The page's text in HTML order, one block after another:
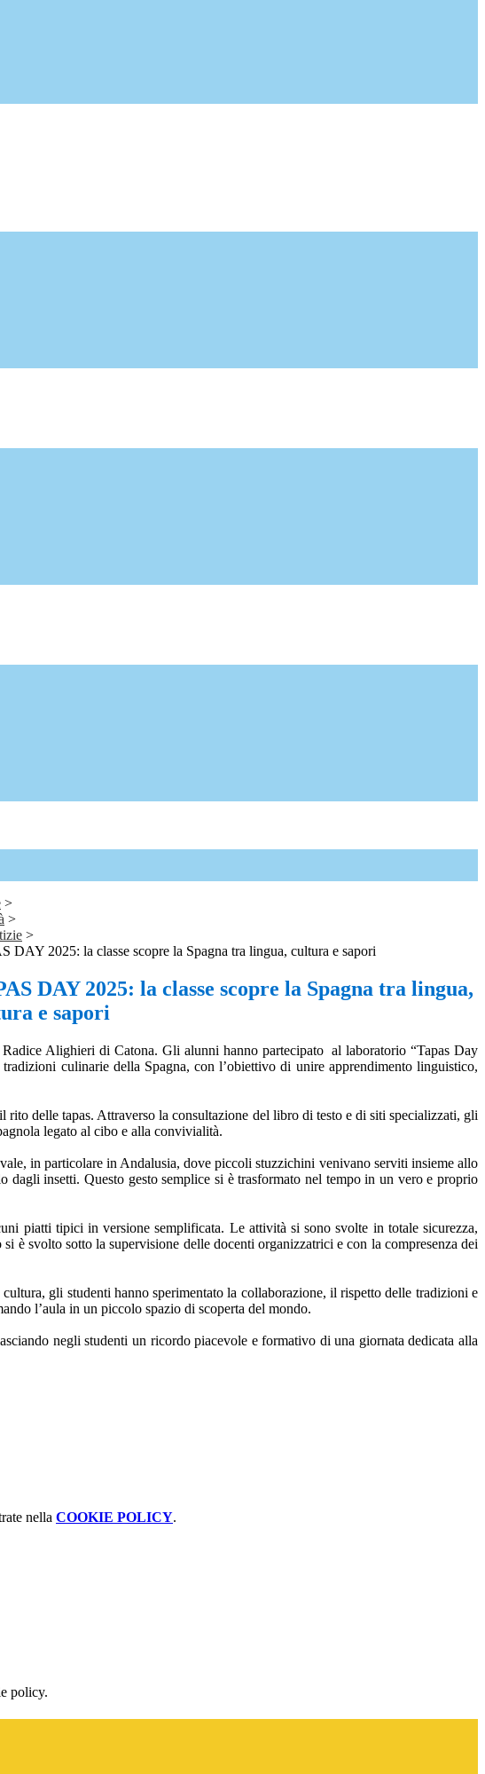
>
>
>
DAY 2025: la classe scopre la Spagna tra lingua, cultura e sapori
DAY 2025: la classe scopre la Spagna tra lingua,
e sapori
Alighieri di Catona. Gli alunni hanno partecipato al laboratorio “Tapas Day
culinarie della Spagna, con l’obiettivo di unire apprendimento linguistico,
delle tapas. Attraverso la consultazione del libro di testo e di siti specializzati, gli
legato al cibo e alla convivialità.
in particolare in Andalusia, dove piccoli stuzzichini venivano serviti insieme allo
dagli insetti. Questo gesto semplice si è trasformato nel tempo in un vero e proprio
piatti tipici in versione semplificata. Le attività si sono svolte in totale sicurezza,
è svolto sotto la supervisione delle docenti organizzatrici e con la compresenza dei
gli studenti hanno sperimentato la collaborazione, il rispetto delle tradizioni e
l’aula in un piccolo spazio di scoperta del mondo.
negli studenti un ricordo piacevole e formativo di una giornata dedicata alla
nella COOKIE POLICY.
policy.